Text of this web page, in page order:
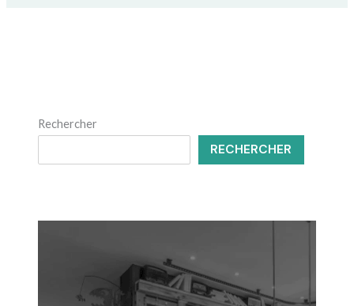
Rechercher
RECHERCHER